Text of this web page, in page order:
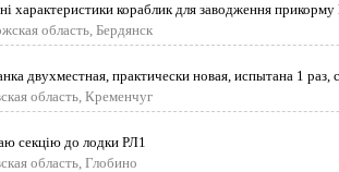
характеристики кораблик для заводження
область, Бердянск
двухместная, практически новая, испытана 1 раз,
вёслами,
область, Кременчуг
секцію до лодки РЛ1
область, Глобино